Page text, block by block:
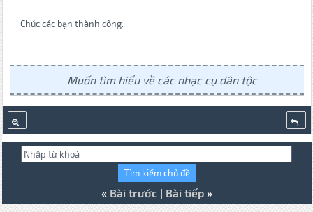
Chúc các bạn thành công.
Muốn tìm hiểu về các nhạc cụ dân tộc
« Bài trước| Bài tiếp»